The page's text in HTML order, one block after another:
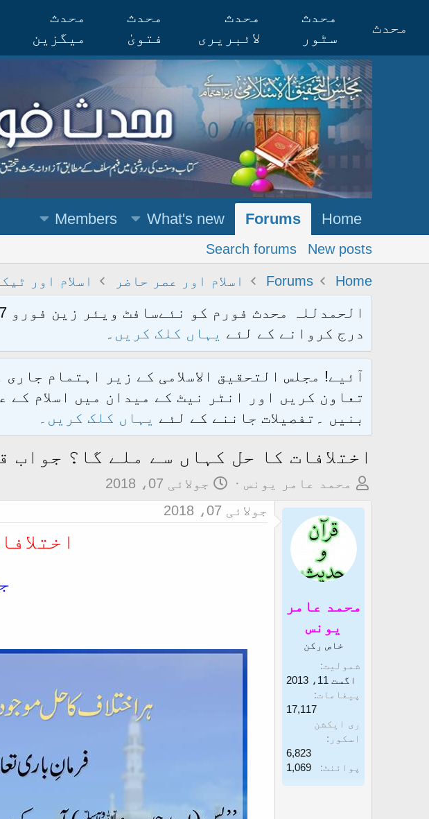
محدث
محدث
سٹور
محدث
لائبریری
محدث
فتویٰ
محدث
میگزین
Home
Forums
What's new
Members
New posts
Search forums
Home
Forums اسلام اور عصر حاضر اسلام اور
درج کروانے کے لئے یہاں کلک کریں ۔
آئیے! مجلس التحقیق الاسلامی کے زیر اہتمام
تعاون کریں اور انٹر نیٹ کے میدان میں اسلام
بنیں ۔تفصیلات جاننے کے لئے یہاں کلک کریں۔
اختلافات کا حل کہاں سے ملے گا؟ جواب
م
ض
ز
ک
ن
و
محمد عامر یونس
ت
ا
ر
جولائی 07، 2018
محمد عامر
یونس
خاص رکن
شمولیت
اگست 11، 2013
پیغامات
17,117
ری ایکشن
اسکور
6,823
پوائنٹ
1,069
جولائی 07، 2018